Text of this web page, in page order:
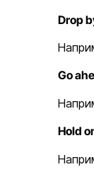
Drop
Go
Hold